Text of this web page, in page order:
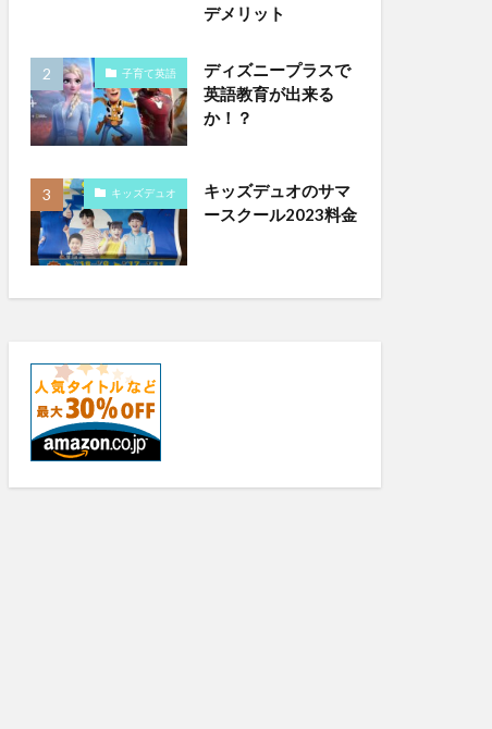
デメリット
子育て英語
ディズニープラスで
英語教育が出来る
か！？
キッズデュオ
キッズデュオのサマ
ースクール2023料金